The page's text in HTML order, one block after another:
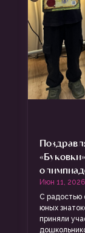
Июн 11, 2026
С
юных
приняли